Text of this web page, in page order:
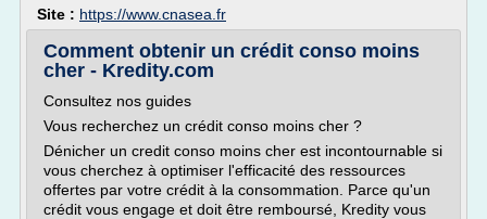
Site : https://www.cnasea.fr
Comment obtenir un crédit conso moins
cher - Kredity.com
Consultez nos guides
Vous recherchez un crédit conso moins cher ?
Dénicher un credit conso moins cher est incontournable si
vous cherchez à optimiser l'efficacité des ressources
offertes par votre crédit à la consommation. Parce qu'un
crédit vous engage et doit être remboursé, Kredity vous